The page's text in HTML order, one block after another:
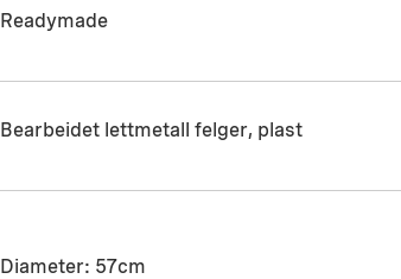
Readymade
Bearbeidet lettmetall felger, plast
Diameter: 57cm